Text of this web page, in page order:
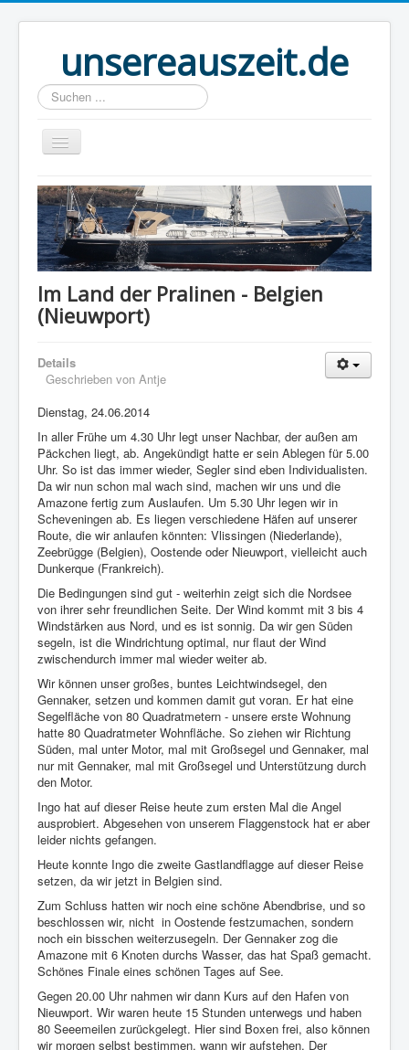
unsereauszeit.de
Suchen
...
Start
(B)logbuch
Welt Ahoi
Route
Boot
Links
Impressum
Datenschutz
Im Land der Pralinen - Belgien
(Nieuwport)
Details
Geschrieben von Antje
Dienstag, 24.06.2014
In aller Frühe um 4.30 Uhr legt unser Nachbar, der außen am
Päckchen liegt, ab. Angekündigt hatte er sein Ablegen für 5.00
Uhr. So ist das immer wieder, Segler sind eben Individualisten.
Da wir nun schon mal wach sind, machen wir uns und die
Amazone fertig zum Auslaufen. Um 5.30 Uhr legen wir in
Scheveningen ab. Es liegen verschiedene Häfen auf unserer
Route, die wir anlaufen könnten: Vlissingen (Niederlande),
Zeebrügge (Belgien), Oostende oder Nieuwport, vielleicht auch
Dunkerque (Frankreich).
Die Bedingungen sind gut - weiterhin zeigt sich die Nordsee
von ihrer sehr freundlichen Seite. Der Wind kommt mit 3 bis 4
Windstärken aus Nord, und es ist sonnig. Da wir gen Süden
segeln, ist die Windrichtung optimal, nur flaut der Wind
zwischendurch immer mal wieder weiter ab.
Wir können unser großes, buntes Leichtwindsegel, den
Gennaker, setzen und kommen damit gut voran. Er hat eine
Segelfläche von 80 Quadratmetern - unsere erste Wohnung
hatte 80 Quadratmeter Wohnfläche. So ziehen wir Richtung
Süden, mal unter Motor, mal mit Großsegel und Gennaker, mal
nur mit Gennaker, mal mit Großsegel und Unterstützung durch
den Motor.
Ingo hat auf dieser Reise heute zum ersten Mal die Angel
ausprobiert. Abgesehen von unserem Flaggenstock hat er aber
leider nichts gefangen.
Heute konnte Ingo die zweite Gastlandflagge auf dieser Reise
setzen, da wir jetzt in Belgien sind.
Zum Schluss hatten wir noch eine schöne Abendbrise, und so
beschlossen wir, nicht in Oostende festzumachen, sondern
noch ein bisschen weiterzusegeln. Der Gennaker zog die
Amazone mit 6 Knoten durchs Wasser, das hat Spaß gemacht.
Schönes Finale eines schönen Tages auf See.
Gegen 20.00 Uhr nahmen wir dann Kurs auf den Hafen von
Nieuwport. Wir waren heute 15 Stunden unterwegs und haben
80 Seeemeilen zurückgelegt. Hier sind Boxen frei, also können
wir morgen selbst bestimmen, wann wir aufstehen. Der